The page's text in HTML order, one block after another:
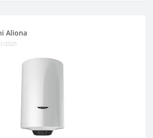
Aliona
2025